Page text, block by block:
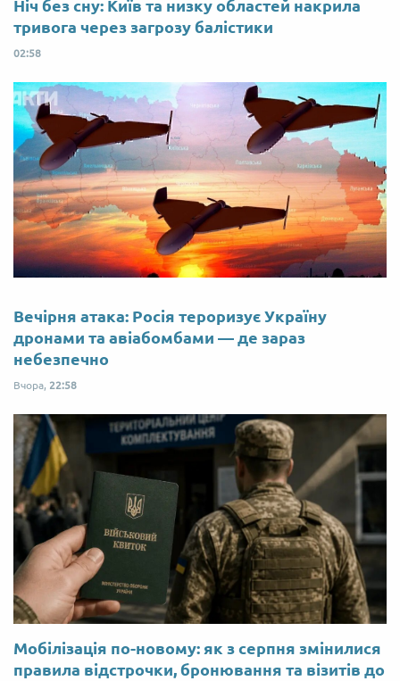
Ніч без сну: Київ та низку областей накрила
тривога через загрозу балістики
02:58
Вечірня атака: Росія тероризує Україну
дронами та авіабомбами — де зараз
небезпечно
Вчора, 22:58
Мобілізація по-новому: як з серпня змінилися
правила відстрочки, бронювання та візитів до